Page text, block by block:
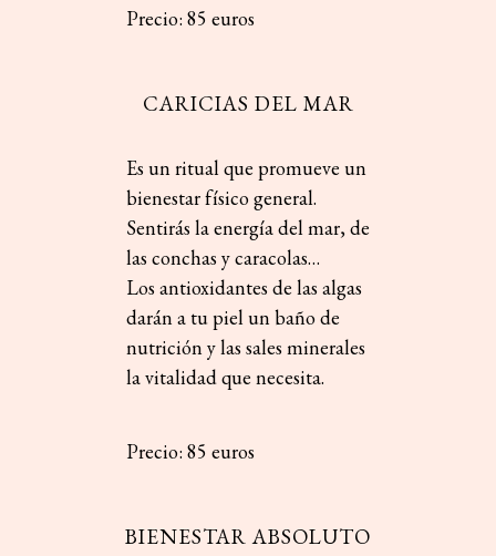
Precio: 85 euros
CARICIAS DEL MAR
Es un ritual que promueve un
bienestar físico general.
Sentirás la energía del mar, de
las conchas y caracolas…
Los antioxidantes de las algas
darán a tu piel un baño de
nutrición y las sales minerales
la vitalidad que necesita.
Precio: 85 euros
BIENESTAR ABSOLUTO